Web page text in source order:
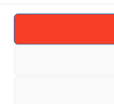
31
1
to